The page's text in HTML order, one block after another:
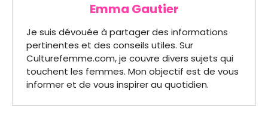
Emma Gautier
Je suis dévouée à partager des informations
pertinentes et des conseils utiles. Sur
Culturefemme.com, je couvre divers sujets qui
touchent les femmes. Mon objectif est de vous
informer et de vous inspirer au quotidien.